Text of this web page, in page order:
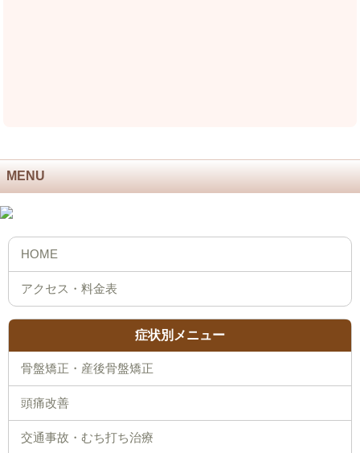
MENU
症状別メニュー
骨盤矯正・産後骨盤矯正
頭痛改善
交通事故・むち打ち治療